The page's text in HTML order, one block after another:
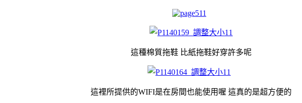
這種棉質拖鞋 比紙拖鞋好穿許多呢
這裡所提供的WIFI是在房間也能使用喔 這真的是超方便的